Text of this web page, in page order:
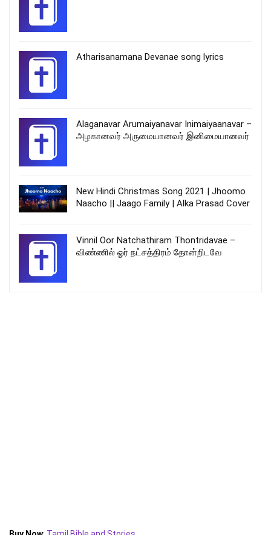
Atharisanamana Devanae song lyrics
Alaganavar Arumaiyanavar Inimaiyaanavar –
அழகானவர் அருமையானவர் இனிமையானவர்
New Hindi Christmas Song 2021 | Jhoomo
Naacho || Jaago Family | Alka Prasad Cover
Vinnil Oor Natchathiram Thontridavae –
விண்ணில் ஓர் நட்சத்திரம் தோன்றிடவே